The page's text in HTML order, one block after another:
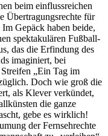
beim einflussreichen
Übertragungsrechte für
Gepäck haben beide,
spektakulären Fußball-
das die Erfindung des
imaginiert, bei
„Ein Tag im
Doch wie groß die
als Klever verkündet,
die ganze
gebe es wirklich!
der Fernsehrechte